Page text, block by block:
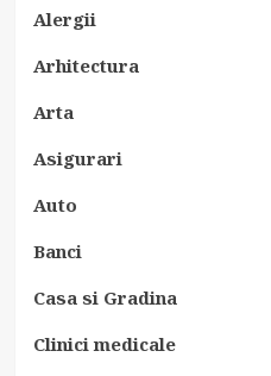
Alergii
Arhitectura
Arta
Asigurari
Auto
Banci
Casa si Gradina
Clinici medicale